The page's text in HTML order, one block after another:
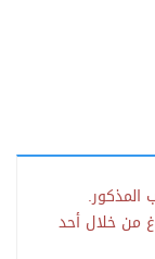
المذكور.
من خلال أحد